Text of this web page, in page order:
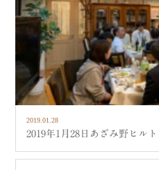
2019.01.28
2019年1月28日あざみ野ヒル